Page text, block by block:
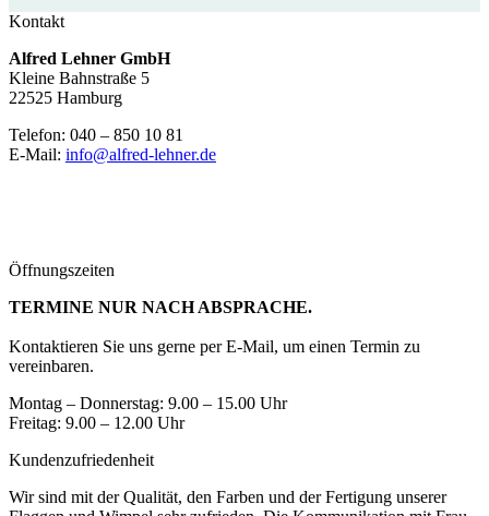
Kontakt
Alfred Lehner GmbH
Kleine Bahnstraße 5
22525 Hamburg
Telefon: 040 – 850 10 81
E-Mail: info@alfred-lehner.de
Öffnungszeiten
TERMINE NUR NACH ABSPRACHE.
Kontaktieren Sie uns gerne per E-Mail, um einen Termin zu
vereinbaren.
Montag – Donnerstag: 9.00 – 15.00 Uhr
Freitag: 9.00 – 12.00 Uhr
Kundenzufriedenheit
Wir sind mit der Qualität, den Farben und der Fertigung unserer